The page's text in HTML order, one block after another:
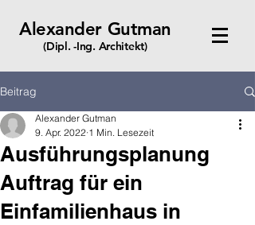
Alexander Gutman
(Dipl. -Ing. Architekt)
Beitrag
Ausführungsplanung
Auftrag für ein
Einfamilienhaus in
Alexander Gutman
9. Apr. 2022 1 Min. Lesezeit